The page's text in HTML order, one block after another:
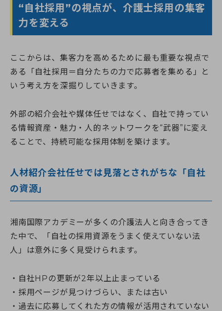
“自社採用”の視点が、介護士採用の集客
力を変える
ここからは、集客力を高めるために最も重要な視点で
ある「自社採用＝自分たちの力で応募者を集める」と
いう考え方を深掘りしていきます。
外部の紹介会社や媒体任せではなく、自社で持ってい
る情報資産・魅力・人的ネットワークを“武器”に変え
ることで、持続可能な採用体制を築けます。
人材紹介会社任せでは見落とされがちな「自社
の資源」
湘南国際アカデミーが多くの介護法人と向き合ってき
た中で、「自社の採用資源をうまく使えていない法
人」は意外に多く見受けられます。
自社HPの更新が2年以上止まっている
採用ページが見つけづらい、または古い
過去に応募してくれた方の情報が活用されていない